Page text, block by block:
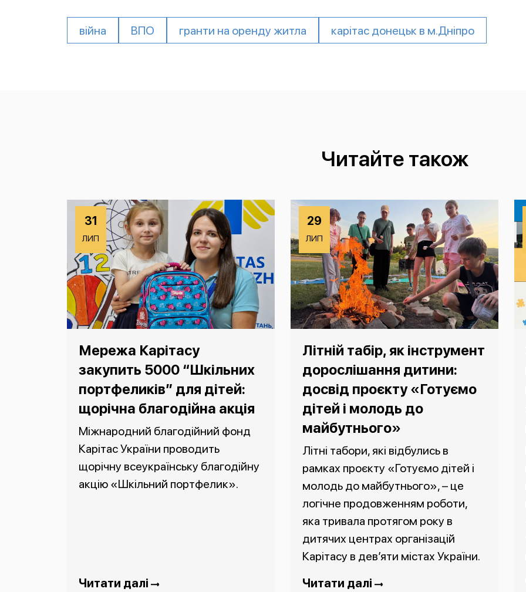
війна ВПО гранти на оренду житла карітас донецьк в м.Дніпро
Читайте також
31
ЛИП
Мережа Карітасу
закупить 5000 “Шкільних
портфеликів” для дітей:
щорічна благодійна акція
Міжнародний благодійний фонд
Карітас України проводить
щорічну всеукраїнську благодійну
акцію «Шкільний портфелик».
Читати далі
29
ЛИП
Літній табір, як інструмент
дорослішання дитини:
досвід проєкту «Готуємо
дітей і молодь до
майбутнього»
Літні табори, які відбулись в
рамках проєкту «Готуємо дітей і
молодь до майбутнього», – це
логічне продовженням роботи,
яка тривала протягом року в
дитячих центрах організацій
Карітасу в дев’яти містах України.
Читати далі